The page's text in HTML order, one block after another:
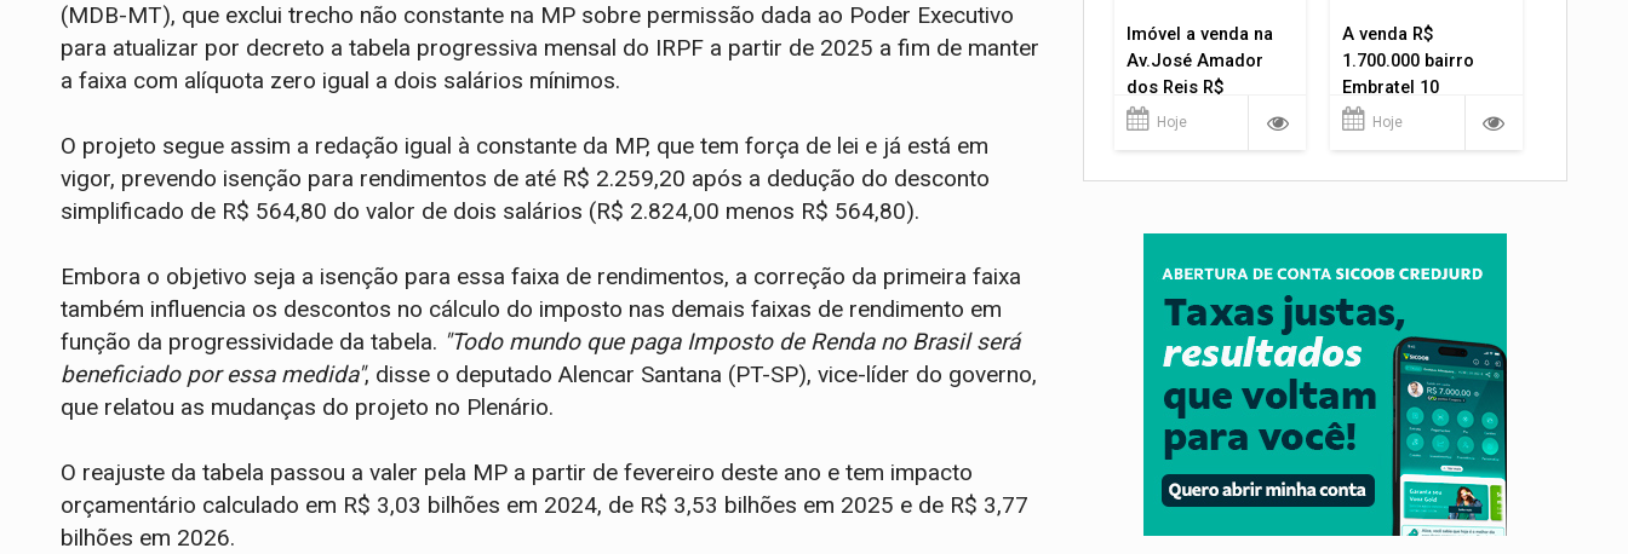
(MDB-MT), que exclui trecho não constante na MP sobre permissão dada ao Poder Executivo
para atualizar por decreto a tabela progressiva mensal do IRPF a partir de 2025 a fim de manter
a faixa com alíquota zero igual a dois salários mínimos.
O projeto segue assim a redação igual à constante da MP, que tem força de lei e já está em
vigor, prevendo isenção para rendimentos de até R$ 2.259,20 após a dedução do desconto
simplificado de R$ 564,80 do valor de dois salários (R$ 2.824,00 menos R$ 564,80).
Embora o objetivo seja a isenção para essa faixa de rendimentos, a correção da primeira faixa
também influencia os descontos no cálculo do imposto nas demais faixas de rendimento em
função da progressividade da tabela. "Todo mundo que paga Imposto de Renda no Brasil será
beneficiado por essa medida", disse o deputado Alencar Santana (PT-SP), vice-líder do governo,
que relatou as mudanças do projeto no Plenário.
O reajuste da tabela passou a valer pela MP a partir de fevereiro deste ano e tem impacto
orçamentário calculado em R$ 3,03 bilhões em 2024, de R$ 3,53 bilhões em 2025 e de R$ 3,77
bilhões em 2026.
Imóvel a venda na
Av.José Amador
dos Reis R$
1.400.000
Hoje
A venda R$
1.700.000 bairro
Embratel 10
apartamentos!
Hoje